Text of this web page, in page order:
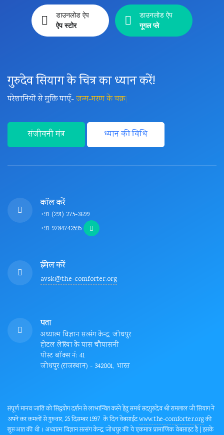
डाउनलोड ऐप
ऐप स्टोर
डाउनलोड ऐप
गूगल प्ले
गुरुदेव सियाग के चित्र का ध्यान करें!
परेशानियों से मुक्ति पाएँ-जन्म-मरण के चक्र|
संजीवनी मंत्र ध्यान की विधि
कॉल करें
+91 (291) 275-3699
+91 9784742595
ईमेल करें
avsk@the-comforter.org
पता
अध्यात्म विज्ञान सत्संग केन्द्र, जोधपुर
होटल लेरिया के पास चौपासनी
पोस्ट बॉक्स नं: 41
जोधपुर (राजस्थान) - 342001, भारत
संपूर्ण मानव जाति को सिद्धयोग दर्शन से लाभान्वित करने हेतु समर्थ सदगुरुदेव श्री रामलाल जी सियाग ने
अपने कर कमलों से गुरुवार, 25 दिसम्बर 1997 के दिन वेबसाईटwww.the-comforter.orgकी
शुरूआत की थी । अध्यात्म विज्ञान सत्संग केन्द्र, जोधपुर की ये एकमात्र प्रामाणिक वेबसाइट है | इसके